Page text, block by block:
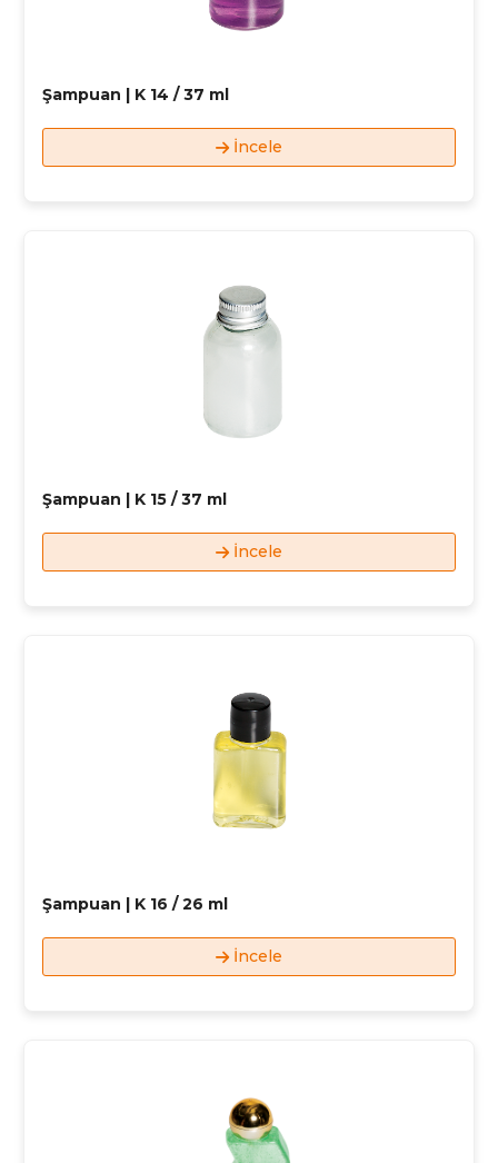
Şampuan | K 14 / 37 ml
İncele
Şampuan | K 15 / 37 ml
İncele
Şampuan | K 16 / 26 ml
İncele